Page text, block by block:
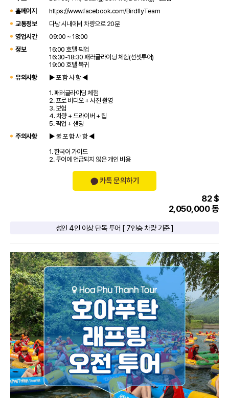
홈페이지
https://www.facebook.com/BirdflyTeam
교통정보
다낭 시내에서 차량으로 20분
영업시간
09:00 ~ 18:00
정보
16:00 호텔 픽업
16:30-18:30 패러글라이딩 체험(선셋투어)
19:00 호텔 복귀
유의사항
▶ 포 함 사 항 ◀
1. 패러글라이딩 체험
2. 프로 비디오 + 사진 촬영
3. 보험
4. 차량 + 드라이버 + 팁
5. 픽업 + 샌딩
주의사항
▶ 불 포 함 사 항 ◀
1. 한국어 가이드
2. 투어에 언급되지 않은 개인 비용
카톡 문의하기
82 $
2,050,000 동
성인 4인 이상 단독 투어 [ 7인승 차량 기준 ]